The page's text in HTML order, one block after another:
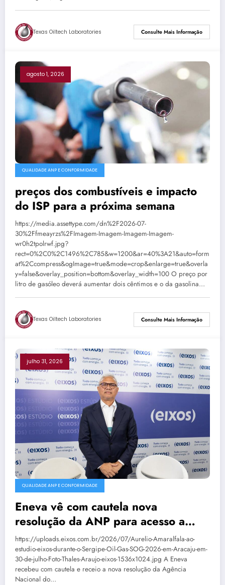
Texas Oiltech Laboratories Consulte Mais Informação
agosto 1, 2026
QUALIDADE ANP E CONFORMIDADE
preços dos combustíveis e impacto
do ISP para a próxima semana
https://media.assettype.com/dn%2F2026-07-
30%2Ffmeayrzs%2FImagem-Imagem-Imagem-Imagem-
wr0h2tpolrwf.jpg?
rect=0%2C0%2C1496%2C785&w=1200&ar=40%3A21&auto=form
at%2Ccompress&ogImage=true&mode=crop&enlarge=true&overla
y=false&overlay_position=bottom&overlay_width=100 O preço por
litro de gasóleo deverá aumentar dois cêntimos e o da gasolina…
Texas Oiltech Laboratories Consulte Mais Informação
julho 31, 2026
QUALIDADE ANP E CONFORMIDADE
Eneva vê com cautela nova
resolução da ANP para acesso a
terminais de GNL
https://uploads.eixos.com.br/2026/07/Aurelio-Amaralfala-ao-
estudio-eixos-durante-o-Sergipe-Oil-Gas-SOG-2026-em-Aracaju-em-
30-de-julho-Foto-Thales-Araujo-eixos-1536x1024.jpg A Eneva
recebeu com cautela e receio a nova resolução da Agência
Nacional do…